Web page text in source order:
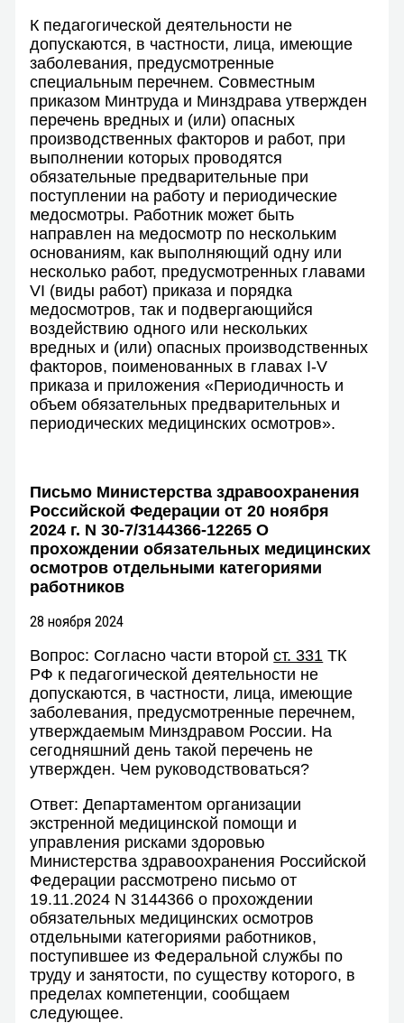
К педагогической деятельности не
допускаются, в частности, лица, имеющие
заболевания, предусмотренные
специальным перечнем. Совместным
приказом Минтруда и Минздрава утвержден
перечень вредных и (или) опасных
производственных факторов и работ, при
выполнении которых проводятся
обязательные предварительные при
поступлении на работу и периодические
медосмотры. Работник может быть
направлен на медосмотр по нескольким
основаниям, как выполняющий одну или
несколько работ, предусмотренных главами
VI (виды работ) приказа и порядка
медосмотров, так и подвергающийся
воздействию одного или нескольких
вредных и (или) опасных производственных
факторов, поименованных в главах I-V
приказа и приложения «Периодичность и
объем обязательных предварительных и
периодических медицинских осмотров».
Письмо Министерства здравоохранения
Российской Федерации от 20 ноября
2024 г. N 30-7/3144366-12265 О
прохождении обязательных медицинских
осмотров отдельными категориями
работников
28 ноября 2024
Вопрос: Согласно части второйст. 331 ТК
РФ к педагогической деятельности не
допускаются, в частности, лица, имеющие
заболевания, предусмотренные перечнем,
утверждаемым Минздравом России. На
сегодняшний день такой перечень не
утвержден. Чем руководствоваться?
Ответ: Департаментом организации
экстренной медицинской помощи и
управления рисками здоровью
Министерства здравоохранения Российской
Федерации рассмотрено письмо от
19.11.2024 N 3144366 о прохождении
обязательных медицинских осмотров
отдельными категориями работников,
поступившее из Федеральной службы по
труду и занятости, по существу которого, в
пределах компетенции, сообщаем
следующее.